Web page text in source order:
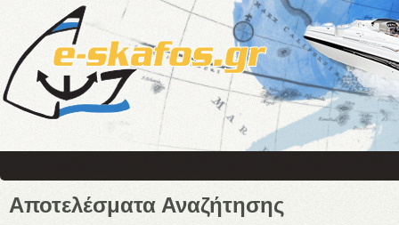
Αποτελέσματα Αναζήτησης